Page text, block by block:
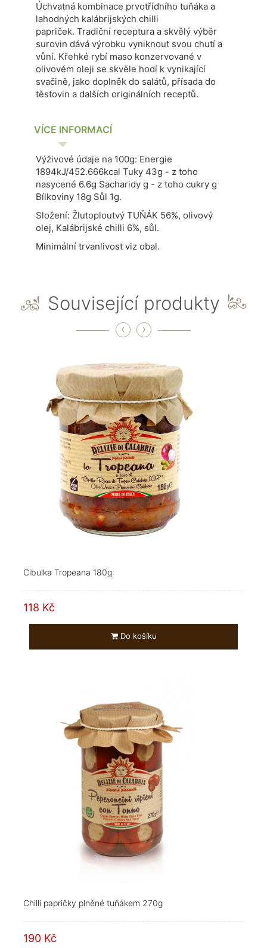
Úchvatná kombinace prvotřídního tuňáka a
lahodných kalábrijských chilli
papriček. Tradiční receptura a skvělý výběr
surovin dává výrobku vyniknout svou chutí a
vůní. Křehké rybí maso konzervované v
olivovém oleji se skvěle hodí k vynikající
svačině, jako doplněk do salátů, přísada do
těstovin a dalších originálních receptů.
VÍCE INFORMACÍ
Výživové údaje na 100g: Energie
1894kJ/452.666kcal Tuky 43g - z toho
nasycené 6.6g Sacharidy g - z toho cukry g
Bílkoviny 18g Sůl 1g.
Složení: Žlutoploutvý TUŇÁK 56%, olivový
olej, Kalábrijské chilli 6%, sůl.
Minimální trvanlivost viz obal.
Související produkty
‹ ›
Cibulka Tropeana 180g
118 Kč
Do košíku
Chilli papričky plněné tuňákem 270g
190 Kč